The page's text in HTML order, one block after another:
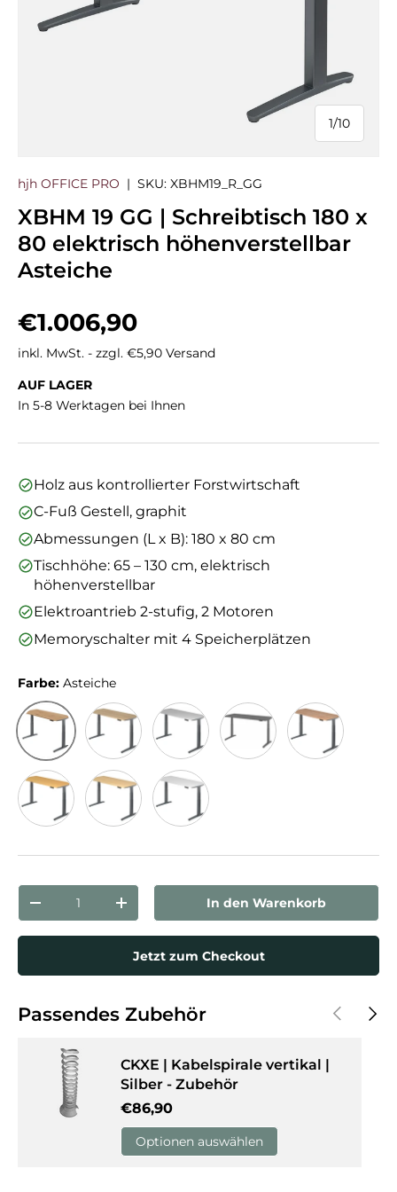
1/
von
10
hjh OFFICE PRO | SKU: XBHM19_R_GG
XBHM 19 GG | Schreibtisch 180 x
80 elektrisch höhenverstellbar
Asteiche
Normaler Preis
€1.006,90
inkl. MwSt. - zzgl. €5,90 Versand
AUF LAGER
In 5-8 Werktagen bei Ihnen
Holz aus kontrollierter Forstwirtschaft
C-Fuß Gestell, graphit
Abmessungen (L x B): 180 x 80 cm
Tischhöhe: 65 – 130 cm, elektrisch
höhenverstellbar
Elektroantrieb 2-stufig, 2 Motoren
Memoryschalter mit 4 Speicherplätzen
Farbe: Asteiche
Asteiche Eiche Grau
Anzahl
Menge verringernMenge erhöhenIn den Warenkorb
Jetzt zum Checkout
Passendes Zubehör Vorherige
CKXE | Kabelspirale vertikal |
Silber - Zubehör
Normaler Preis
€86,90
Optionen auswählen